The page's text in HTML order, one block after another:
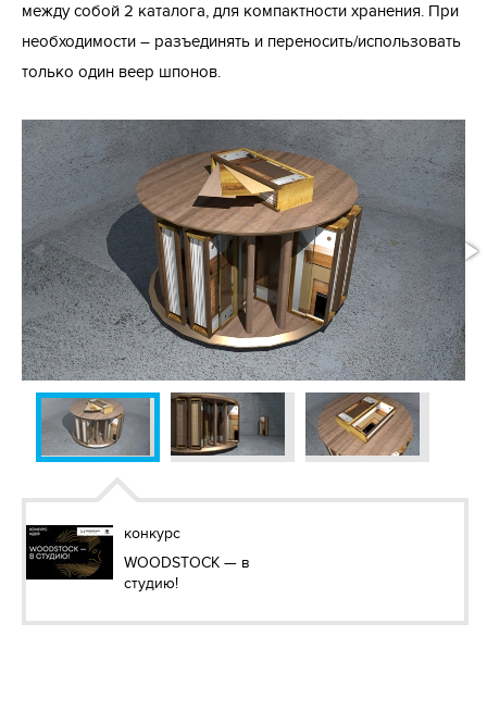
между собой 2 каталога, для компактности хранения. При
необходимости – разъединять и переносить/использовать
только один веер шпонов.
конкурс
WOODSTOCK — в
студию!